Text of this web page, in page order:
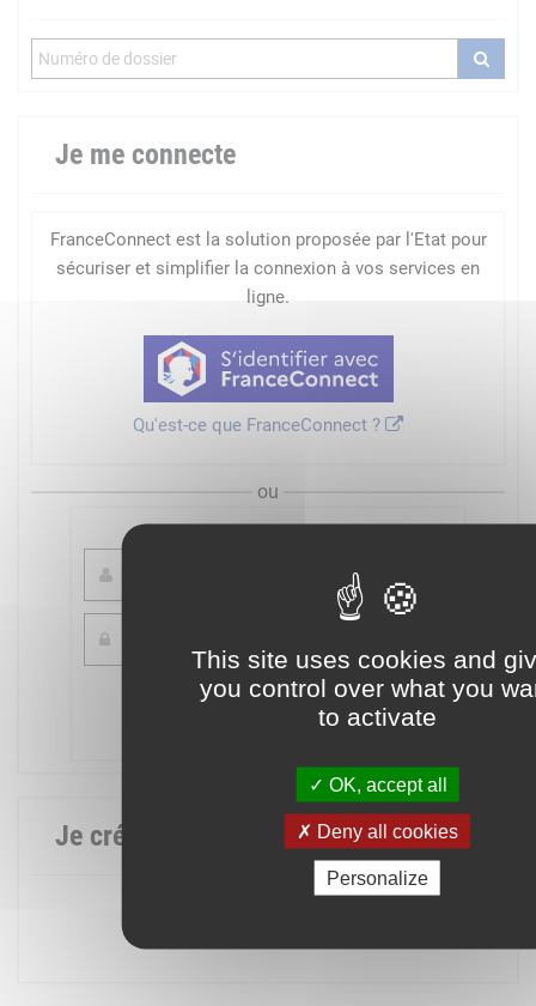
This site uses cookies and
you control over what you
to activate
OK, accept all
Deny all cookies
Personalize
Je me connecte
FranceConnect est la solution proposée par l'Etat pour
sécuriser et simplifier la connexion à vos services en
ligne.
Qu'est-ce que FranceConnect ?
ou
Mot de passe oublié ?
Je crée mon compte